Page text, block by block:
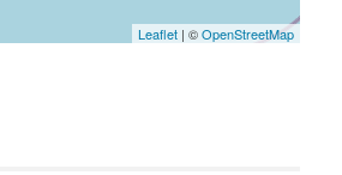
Leaflet | ©OpenStreetMap